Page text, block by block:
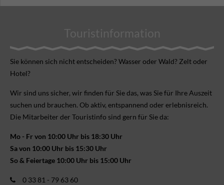
Touristinformation
Sie können sich nicht ent­scheiden? Wasser oder Wald? Zelt oder
Hotel?
Wir sind uns sicher, wir finden für Sie das, was Sie für Ihre Aus­zeit
suchen und brauchen. Ob aktiv, ent­spannend oder erlebnis­reich.
Die Mitarbeiter der Touristinfo sind gern für Sie da:
Mo - Fr von 10:00 Uhr bis 18:30 Uhr
Sa von 10:00 Uhr bis 15:30 Uhr
So & Feiertage 10:00 Uhr bis 15:00 Uhr
0 33 81 - 79 63 60